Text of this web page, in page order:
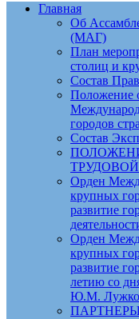
Главная
Об
(МАГ)
План
столиц и
Состав
Положение
городов
Состав
ТРУДОВОЙ
Орден
крупных
развитие
Орден
крупных
развитие
летию со
Ю.М.